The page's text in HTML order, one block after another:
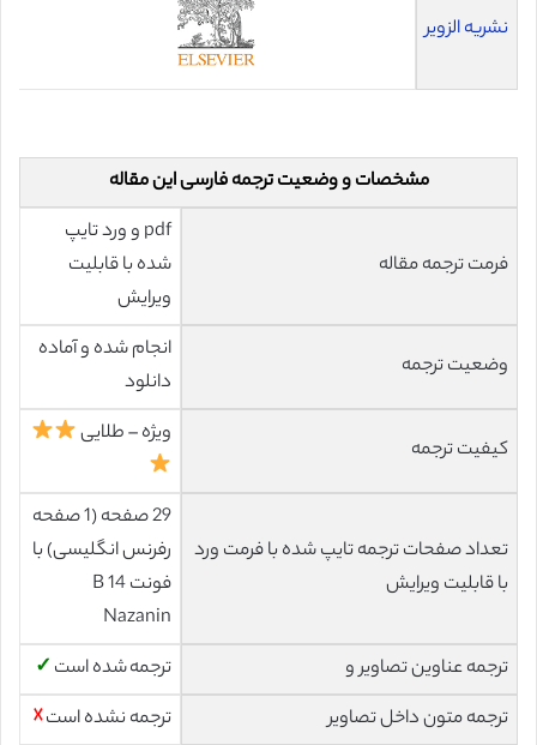
نشریه الزویر
مشخصات و وضعیت ترجمه فارسی این مقاله
فرمت ترجمه مقاله
pdf و ورد تایپ
شده با قابلیت
ویرایش
وضعیت ترجمه
انجام شده و آماده
دانلود
کیفیت ترجمه
ویژه – طلایی
تعداد صفحات ترجمه تایپ شده با فرمت ورد
با قابلیت ویرایش
29 صفحه (1 صفحه
رفرنس انگلیسی) با
فونت 14 B
Nazanin
ترجمه عناوین تصاویر و
ترجمه شده است ✓
ترجمه متون داخل تصاویر
ترجمه نشده است☓